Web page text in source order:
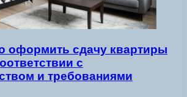
оформить сдачу квартиры
с
и требованиями